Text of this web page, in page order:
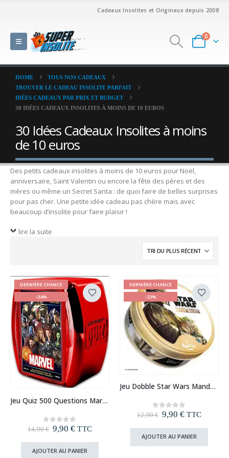
Cadeaux Insolites et Originaux depuis 2008
0
HOME
TOUS NOS CADEAUX
TROUVER LE CADEAU INSOLITE PARFAIT
IDÉES CADEAUX PAR PRIX ET BUDGET
30 IDÉES CADEAUX INSOLITES À MOINS DE 10 EUROS
30 Idées Cadeaux Insolites à moins
de 10 euros
Des petits cadeaux insolites à moins de 10 euros pour Noël,
anniversaire, Saint Valentin ou encore la fête des pères et des
mères ou même un Secret Santa : de quoi faire de belles surprises
pour pas cher. Une petite idée cadeau pas chère mais avec
beaucoup d’insolite pour faire plaisir !
lire la suite
DERNIÈRE CHANCE
-34%
Jeu Quiz 500 Questions Marvel
0out of 5
14,90€ Le
initial
était :
9,90€Le
actuel
est :
TTC
AJOUTER AU PANIER
DERNIÈRE CHANCE
-23%
Jeu Dobble Star Wars Mandalorian
0out of 5
12,90€ Le
initial
était :
12,90 €.
9,90€Le
actuel
est :
9,90 €.
TTC
AJOUTER AU PANIER